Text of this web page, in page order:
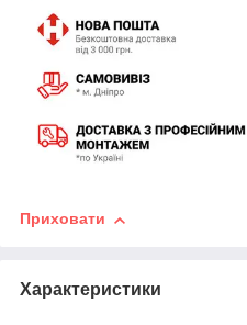
Приховати
Характеристики